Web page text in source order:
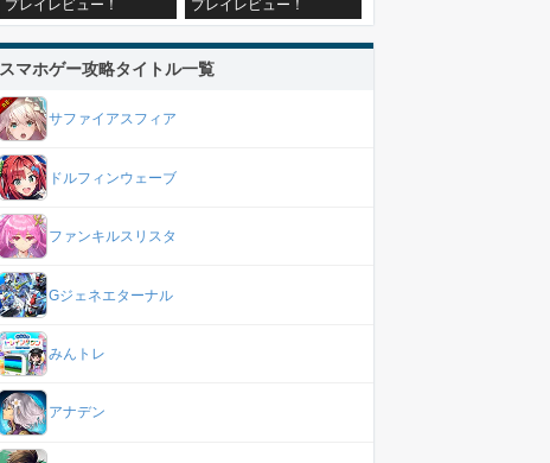
プレイレビュー！
プレイレビュー！
スマホゲー攻略タイトル一覧
サファイアスフィア
ドルフィンウェーブ
ファンキルスリスタ
Gジェネエターナル
みんトレ
アナデン